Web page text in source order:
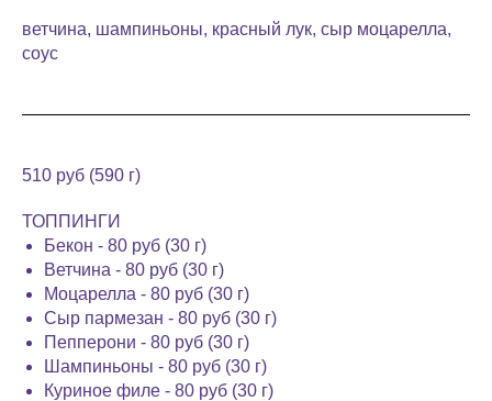
ветчина, шампиньоны, красный лук, сыр моцарелла,
соус
510 руб (590 г)
ТОППИНГИ
Бекон - 80 руб (30 г)
Ветчина - 80 руб (30 г)
Моцарелла - 80 руб (30 г)
Сыр пармезан - 80 руб (30 г)
Пепперони - 80 руб (30 г)
Шампиньоны - 80 руб (30 г)
Куриное филе - 80 руб (30 г)